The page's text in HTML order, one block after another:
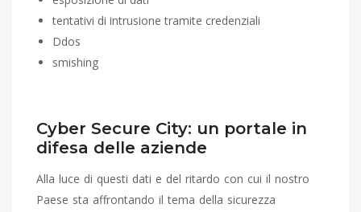
tentativi di intrusione tramite credenziali
Ddos
smishing
Cyber Secure City: un portale in
difesa delle aziende
Alla luce di questi dati e del ritardo con cui il nostro
Paese sta affrontando il tema della sicurezza